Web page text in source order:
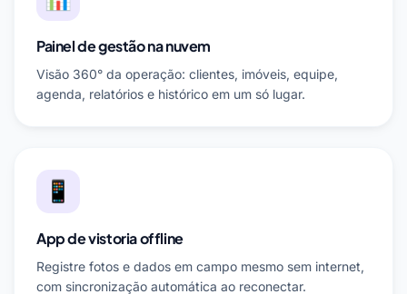
Painel de gestão na nuvem
Visão 360° da operação: clientes, imóveis, equipe,
agenda, relatórios e histórico em um só lugar.
📱
App de vistoria offline
Registre fotos e dados em campo mesmo sem internet,
com sincronização automática ao reconectar.